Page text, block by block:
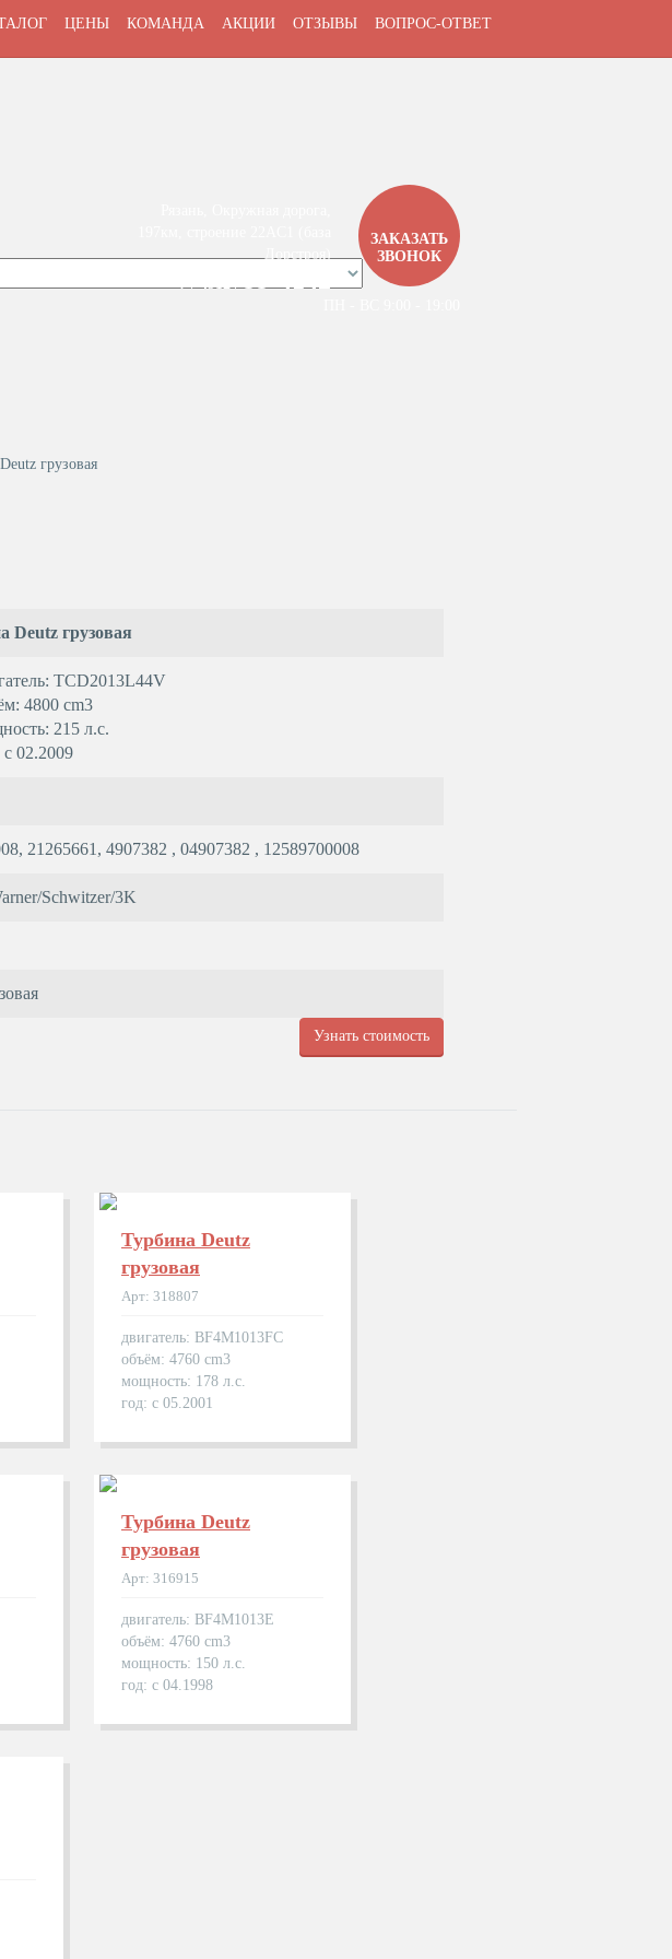
ЦЕНЫ КОМАНДА АКЦИИ ОТЗЫВЫ ВОПРОС-ОТВЕТ
ЗАКАЗАТЬ
ЗВОНОК
Дорстроя)
+7 / 4912 /
грузовая
Deutz грузовая
TCD2013L44V
4800 cm3
215 л.с.
с 02.2009
21265661, 4907382 , 04907382 , 12589700008
Schwitzer/3K
Узнать стоимость
Турбина Deutz
грузовая
Арт: 318807
двигатель: BF4M1013FC
объём: 4760 cm3
мощность: 178 л.с.
год: с 05.2001
Турбина Deutz
грузовая
Арт: 316915
двигатель: BF4M1013E
объём: 4760 cm3
мощность: 150 л.с.
год: с 04.1998